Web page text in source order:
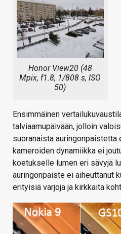
Honor View20 (48
Mpix, f1.8, 1/808 s, ISO
50)
Ensimmäinen
talviaamupäivään, jolloin
suoranaista auringonpaistetta
kameroiden dynamiikka ei
koetukselle lumen eri sävyjä
auringonpaiste ei aiheuttanut
erityisiä varjoja ja kirkkaita